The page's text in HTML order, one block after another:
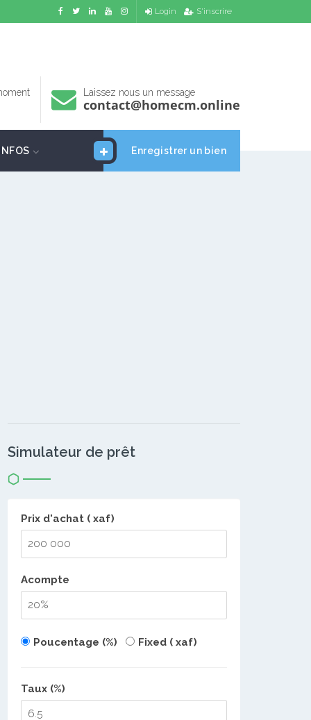
Login S'inscrire
Laissez nous un message
contact@homecm.online
Enregistrer un bien
INFOS
Simulateur de prêt
Prix d'achat ( xaf)
Acompte
Poucentage (%) Fixed ( xaf)
Taux (%)